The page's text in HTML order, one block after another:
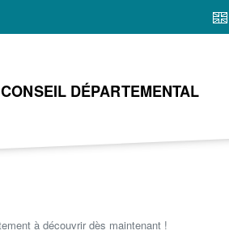
DÉPARTEMENTAL
à découvrir dès maintenant !